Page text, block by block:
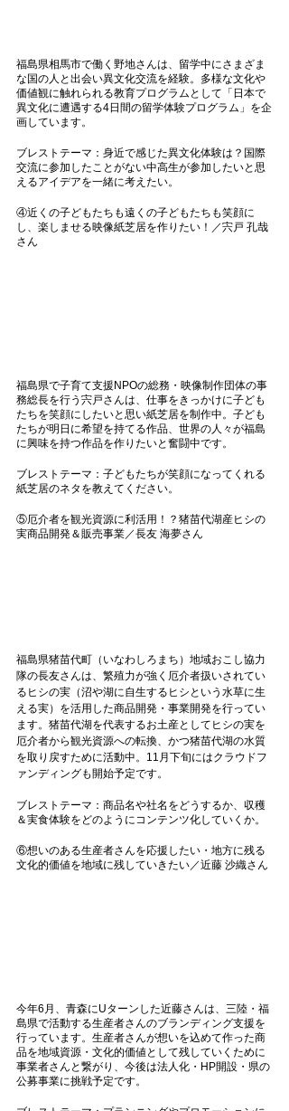
福島県相馬市で働く野地さんは、留学中にさまざま
な国の人と出会い異文化交流を経験。多様な文化や
価値観に触れられる教育プログラムとして「日本で
異文化に遭遇する4日間の留学体験プログラム」を企
画しています。
ブレストテーマ：身近で感じた異文化体験は？国際
交流に参加したことがない中高生が参加したいと思
えるアイデアを一緒に考えたい。
④近くの子どもたちも遠くの子どもたちも笑顔に
し、楽しませる映像紙芝居を作りたい！／宍戸 孔哉
さん
福島県で子育て支援NPOの総務・映像制作団体の事
務総長を行う宍戸さんは、仕事をきっかけに子ども
たちを笑顔にしたいと思い紙芝居を制作中。子ども
たちが明日に希望を持てる作品、世界の人々が福島
に興味を持つ作品を作りたいと奮闘中です。
ブレストテーマ：子どもたちが笑顔になってくれる
紙芝居のネタを教えてください。
⑤厄介者を観光資源に利活用！？猪苗代湖産ヒシの
実商品開発＆販売事業／長友 海夢さん
福島県猪苗代町（いなわしろまち）地域おこし協力
隊の長友さんは、繁殖力が強く厄介者扱いされてい
るヒシの実（沼や湖に自生するヒシという水草に生
える実）を活用した商品開発・事業開発を行ってい
ます。猪苗代湖を代表するお土産としてヒシの実を
厄介者から観光資源への転換、かつ猪苗代湖の水質
を取り戻すために活動中。11月下旬にはクラウドフ
ァンディングも開始予定です。
ブレストテーマ：商品名や社名をどうするか、収穫
＆実食体験をどのようにコンテンツ化していくか。
⑥想いのある生産者さんを応援したい・地方に残る
文化的価値を地域に残していきたい／近藤 沙織さん
今年6月、青森にUターンした近藤さんは、三陸・福
島県で活動する生産者さんのブランディング支援を
行っています。生産者さんが想いを込めて作った商
品を地域資源・文化的価値として残していくために
事業者さんと繋がり、今後は法人化・HP開設・県の
公募事業に挑戦予定です。